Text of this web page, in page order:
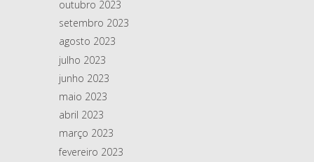
outubro 2023
setembro 2023
agosto 2023
julho 2023
junho 2023
maio 2023
abril 2023
março 2023
fevereiro 2023